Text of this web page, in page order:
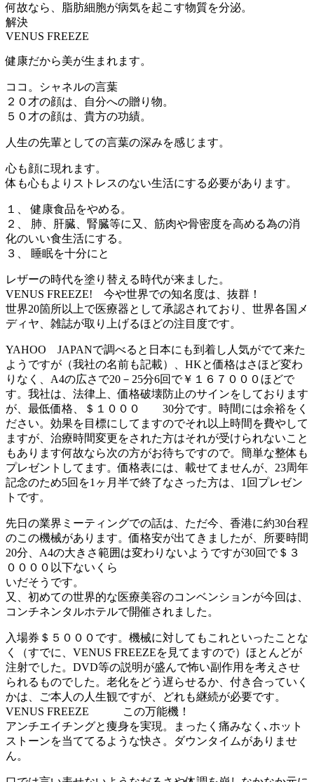
何故なら、脂肪細胞が病気を起こす物質を分泌。
解決
VENUS FREEZE
健康だから美が生まれます。
ココ。シャネルの言葉
２０才の顔は、自分への贈り物。
５０才の顔は、貴方の功績。
人生の先輩としての言葉の深みを感じます。
心も顔に現れます。
体も心もよりストレスのない生活にする必要があります。
１、 健康食品をやめる。
２、 肺、肝臓、腎臓等に又、筋肉や骨密度を高める為の消
化のいい食生活にする。
３、 睡眠を十分にと
レザーの時代を塗り替える時代が来ました。
VENUS FREEZE! 今や世界での知名度は、抜群！
世界20箇所以上で医療器として承認されており、世界各国メ
ディヤ、雑誌が取り上げるほどの注目度です。
YAHOO JAPANで調べると日本にも到着し人気がでて来た
ようですが（我社の名前も記載）、HKと価格はさほど変わ
りなく、A4の広さで20－25分6回で￥１６７０００ほどで
す。我社は、法律上、価格破壊防止のサインをしております
が、最低価格、＄１０００ 30分です。時間には余裕をく
ださい。効果を目標にしてますのでそれ以上時間を費やして
ますが、治療時間変更をされた方はそれが受けられないこと
もあります何故なら次の方がお待ちですので。簡単な整体も
プレゼントしてます。価格表には、載せてませんが、23周年
記念のため5回を1ヶ月半で終了なさった方は、1回プレゼン
トです。
先日の業界ミーティングでの話は、ただ今、香港に約30台程
のこの機械があります。価格安が出てきましたが、所要時間
20分、A4の大きさ範囲は変わりないようですが30回で＄３
００００以下ないくら
いだそうです。
又、初めての世界的な医療美容のコンベンションが今回は、
コンチネンタルホテルで開催されました。
入場券＄５０００です。機械に対してもこれといったことな
く（すでに、VENUS FREEZEを見てますので）ほとんどが
注射でした。DVD等の説明が盛んで怖い副作用を考えさせ
られるものでした。老化をどう遅らせるか、付き合っていく
かは、ご本人の人生観ですが、どれも継続が必要です。
VENUS FREEZE この万能機！
アンチエイチングと痩身を実現。まったく痛みなく､ホット
ストーンを当ててるような快さ。ダウンタイムがありませ
ん。